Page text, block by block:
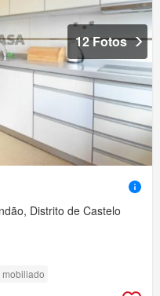
12 Fotos
Distrito de Castelo
mobiliado